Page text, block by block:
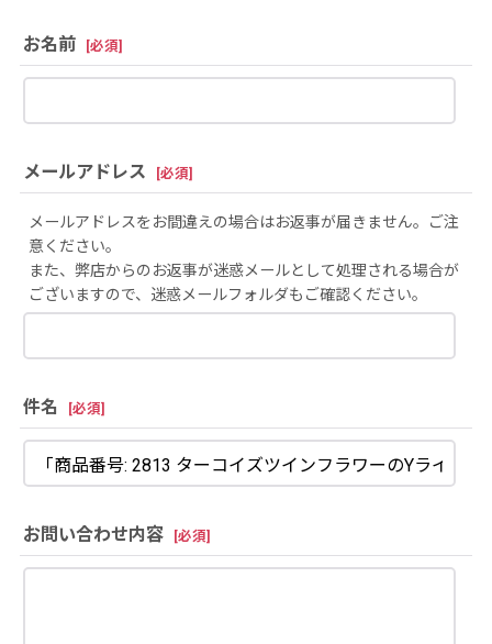
お名前 [必須]
メールアドレス [必須]
メールアドレスをお間違えの場合はお返事が届きません。ご注
意ください。
また、弊店からのお返事が迷惑メールとして処理される場合が
ございますので、迷惑メールフォルダもご確認ください。
件名 [必須]
お問い合わせ内容 [必須]